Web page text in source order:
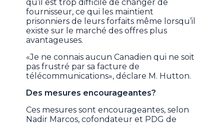
qu’il est trop difficile de changer de
fournisseur, ce qui les maintient
prisonniers de leurs forfaits même lorsqu’il
existe sur le marché des offres plus
avantageuses.
«Je ne connais aucun Canadien qui ne soit
pas frustré par sa facture de
télécommunications», déclare M. Hutton.
Des mesures encourageantes?
Ces mesures sont encourageantes, selon
Nadir Marcos, cofondateur et PDG de